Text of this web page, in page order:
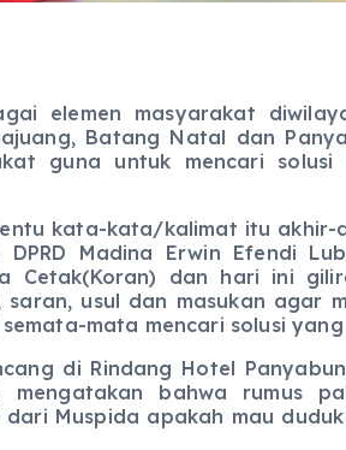
elemen masyarakat
Batang Natal dan
guna untuk mencari
kata/kalimat itu akhir-
Madina Erwin Efendi
Cetak(Koran) dan hari ini
saran, usul dan masukan agar
mata mencari solusi
Rindang Hotel
mengatakan bahwa rumus
Muspida apakah mau